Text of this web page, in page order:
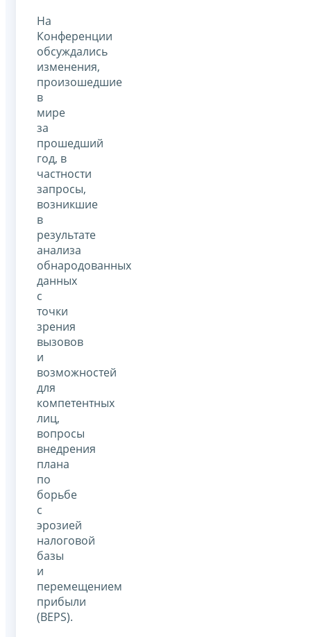
На
Конференции
обсуждались
изменения,
произошедшие
в
мире
за
прошедший
год, в
частности
запросы,
возникшие
в
результате
анализа
обнародованных
данных
с
точки
зрения
вызовов
и
возможностей
для
компетентных
лиц,
вопросы
внедрения
плана
по
борьбе
с
эрозией
налоговой
базы
и
перемещением
прибыли
(BEPS).